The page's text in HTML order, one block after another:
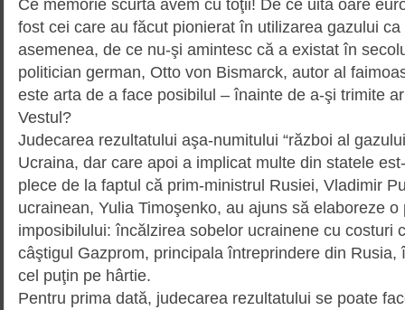
Ce memorie scurtă avem cu toţii! De ce uită oare
fost cei care au făcut pionierat în utilizarea gazului
asemenea, de ce nu-şi amintesc că a existat în
politician german, Otto von Bismarck, autor al
este arta de a face posibilul – înainte de a-şi trimite
Vestul?
Judecarea rezultatului aşa-numi­tului “război al
Ucraina, dar care apoi a implicat multe din statele
plece de la faptul că prim-ministrul Rusiei, Vladimir
ucrainean, Yulia Timo­şenko, au ajuns să elaboreze
imposibilului: încălzirea sobelor ucrainene cu costuri
câştigul Gazprom, principala întreprindere din Rusia,
cel puţin pe hârtie.
Pentru prima dată, judecarea rezultatului se poate